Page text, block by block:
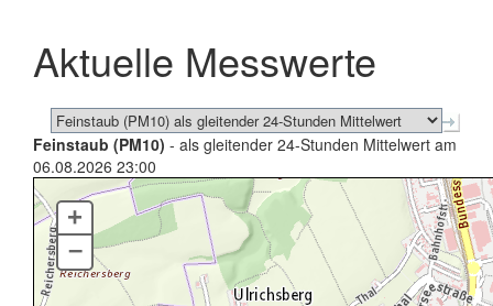
schließen
Aktuelle Messwerte
Feinstaub (PM10) - als gleitender 24-Stunden Mittelwert am
06.08.2026 23:00
+
–